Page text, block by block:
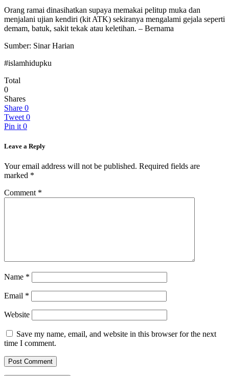
Orang ramai dinasihatkan supaya memakai pelitup muka dan
menjalani ujian kendiri (kit ATK) sekiranya mengalami gejala seperti
demam, batuk, sakit tekak atau keletihan. – Bernama
Sumber: Sinar Harian
#islamhidupku
Total
0
Shares
Share 0
Tweet 0
Pin it 0
Leave a Reply
Your email address will not be published. Required fields are
marked *
Comment *
Name *
Email *
Website
Save my name, email, and website in this browser for the next
time I comment.